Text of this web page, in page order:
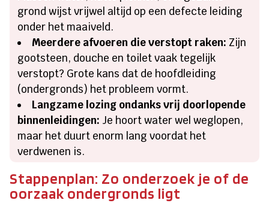
grond wijst vrijwel altijd op een defecte leiding
onder het maaiveld.
Meerdere afvoeren die verstopt raken: Zijn
gootsteen, douche en toilet vaak tegelijk
verstopt? Grote kans dat de hoofdleiding
(ondergronds) het probleem vormt.
Langzame lozing ondanks vrij doorlopende
binnenleidingen: Je hoort water wel weglopen,
maar het duurt enorm lang voordat het
verdwenen is.
Stappenplan: Zo onderzoek je of de
oorzaak ondergronds ligt